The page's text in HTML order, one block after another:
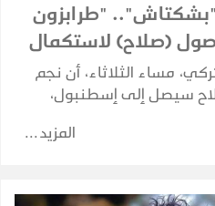
"طرابزون
(صلاح) لاستكمال
مساء الثلاثاء، أن نجم
سيصل إلى إسطنبول،
إلى صفوف الفريق، بعد
المزيد